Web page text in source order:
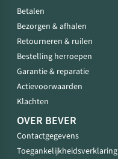
Betalen
Bezorgen & afhalen
Retourneren & ruilen
Bestelling herroepen
Garantie & reparatie
Actievoorwaarden
Klachten
OVER BEVER
Contactgegevens
Toegankelijkheidsverklaring